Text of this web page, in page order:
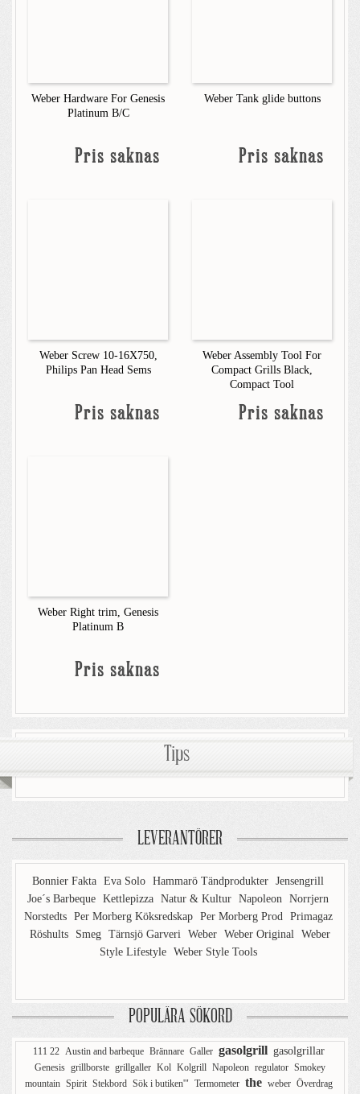
Weber Hardware For Genesis
Platinum B/C
Pris saknas
Weber Tank glide buttons
Pris saknas
Weber Screw 10-16X750,
Philips Pan Head Sems
Pris saknas
Weber Assembly Tool For
Compact Grills Black,
Compact Tool
Pris saknas
Weber Right trim, Genesis
Platinum B
Pris saknas
Tips
LEVERANTÖRER
Bonnier Fakta Eva Solo Hammarö Tändprodukter Jensengrill
Joe´s Barbeque Kettlepizza Natur & Kultur Napoleon Norrjern
Norstedts Per Morberg Köksredskap Per Morberg Prod Primagaz
Röshults
Smeg Tärnsjö Garveri Weber Weber Original Weber
Style Lifestyle Weber Style Tools
POPULÄRA SÖKORD
111 22 Austin and barbeque Brännare Galler gasolgrill gasolgrillar
Genesis grillborste grillgaller Kol Kolgrill Napoleon regulator Smokey
mountain Spirit Stekbord Sök i butiken'" Termometer the weber Överdrag